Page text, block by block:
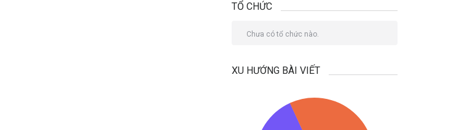
TỔ CHỨC
Chưa có tổ chức nào.
XU HƯỚNG BÀI VIẾT